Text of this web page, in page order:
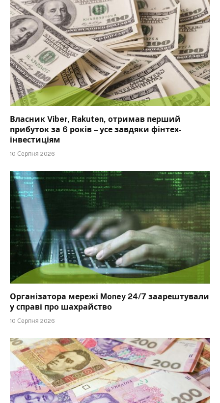
Власник Viber, Rakuten, отримав перший
прибуток за 6 років – усе завдяки фінтех-
інвестиціям
10 Серпня 2026
Організатора мережі Money 24/7 заарештували
у справі про шахрайство
10 Серпня 2026